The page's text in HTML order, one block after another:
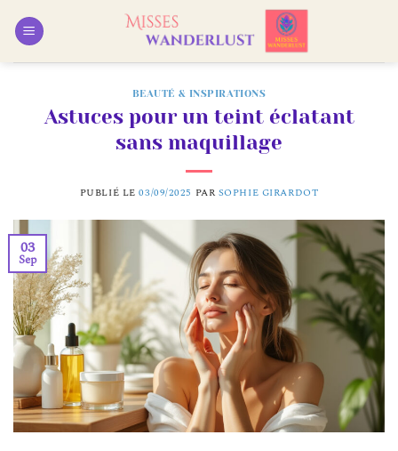
BEAUTÉ & INSPIRATIONS
Astuces pour un teint éclatant
sans maquillage
PUBLIÉ LE03/09/2025 PAR SOPHIE GIRARDOT
03
Sep